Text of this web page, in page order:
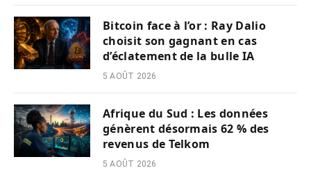
Bitcoin face à l’or : Ray Dalio
choisit son gagnant en cas
d’éclatement de la bulle IA
5 AOÛT 2026
Afrique du Sud : Les données
génèrent désormais 62 % des
revenus de Telkom
5 AOÛT 2026